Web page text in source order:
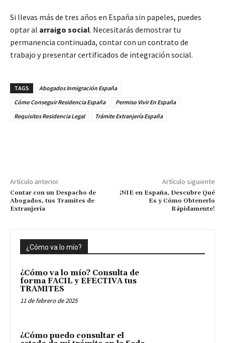
Si llevas más de tres años en España sin papeles, puedes
optar al arraigo social. Necesitarás demostrar tu
permanencia continuada, contar con un contrato de
trabajo y presentar certificados de integración social.
TAGS
Abogados Inmigración España
Cómo Conseguir Residencia España
Permiso Vivir En España
Requisitos Residencia Legal
Trámite Extranjería España
Artículo anterior
Contar con un Despacho de
Abogados, tus Tramites de
Extranjería
Artículo siguiente
¡NIE en España, Descubre Qué
Es y Cómo Obtenerlo
Rápidamente!
¿Cómo va lo mío?
¿Cómo va lo mío? Consulta de
forma FACIL y EFECTIVA tus
TRAMITES
11 de febrero de 2025
¿Cómo puedo consultar el